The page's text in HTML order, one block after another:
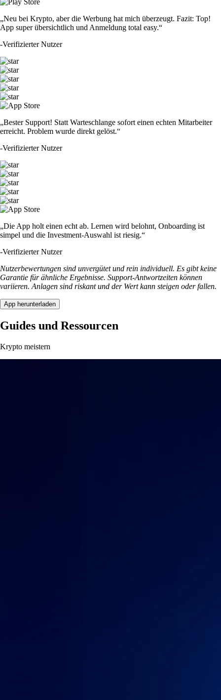
„Neu bei Krypto, aber die Werbung hat mich überzeugt. Fazit: Top!
App super übersichtlich und Anmeldung total easy.“
-Verifizierter Nutzer
„Bester Support! Statt Warteschlange sofort einen echten Mitarbeiter
erreicht. Problem wurde direkt gelöst.“
-Verifizierter Nutzer
„Die App holt einen echt ab. Lernen wird belohnt, Onboarding ist
simpel und die Investment-Auswahl ist riesig.“
-Verifizierter Nutzer
Nutzerbewertungen sind unvergütet und rein individuell. Es gibt keine
Garantie für ähnliche Ergebnisse. Support-Antwortzeiten können
variieren. Anlagen sind riskant und der Wert kann steigen oder fallen.
App herunterladen
Guides und Ressourcen
Krypto meistern